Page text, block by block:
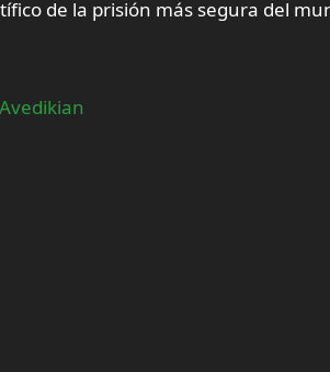
de la prisión más segura del